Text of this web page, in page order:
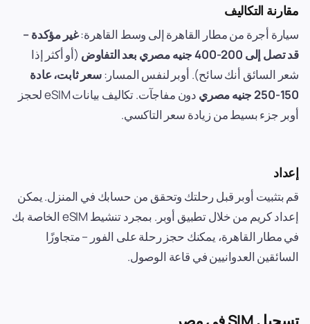
مقارنة التكاليف
سيارة أجرة من مطار القاهرة إلى وسط القاهرة:غير مؤكدة –
قد تصل إلى 200-400 جنيه مصري بعد التفاوض
(أو أكثر إذا
شعر السائق أنك سائح). أوبر لنفس المسار:سعر ثابت، عادة
150-250 جنيه مصري
دون مفاجآت. تكاليف بيانات eSIM لحجز
أوبر جزء بسيط من زيادة سعر التاكسي.
إعداد
قم بتثبيت أوبر قبل رحلتك وتحقق من حسابك في المنزل. يمكن
إعداد كريم من خلال تطبيق أوبر. بمجرد تنشيط eSIM الخاصة بك
في مطار القاهرة، يمكنك حجز رحلة على الفور – متجاوزًا
السائقين العدوانيين في قاعة الوصول.